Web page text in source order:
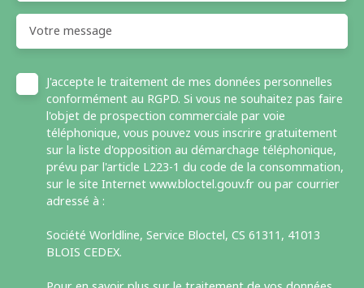
Votre message
J'accepte le traitement de mes données personnelles
conformément au RGPD. Si vous ne souhaitez pas faire
l'objet de prospection commerciale par voie
téléphonique, vous pouvez vous inscrire gratuitement
sur la liste d'opposition au démarchage téléphonique,
prévu par l'article L223-1 du code de la consommation,
sur le site Internet www.bloctel.gouv.fr ou par courrier
adressé à :
Société Worldline, Service Bloctel, CS 61311, 41013
BLOIS CEDEX.